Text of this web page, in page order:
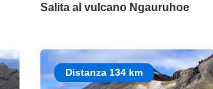
Salita al vulcano Ngauruhoe
Distanza 134 km